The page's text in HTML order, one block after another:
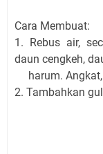
Cara Membuat:
1. Rebus air,
daun cengkeh,
harum. Angkat,
2. Tambahkan